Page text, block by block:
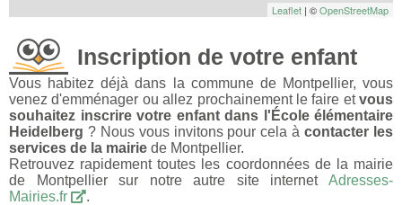
Leaflet | ©OpenStreetMap
Inscription de votre enfant
Vous habitez déjà dans la commune de Montpellier, vous
venez d'emménager ou allez prochainement le faire etvous
souhaitez inscrire votre enfant dans l'École élémentaire
Heidelberg ? Nous vous invitons pour cela àcontacter les
services de la mairie de Montpellier.
Retrouvez rapidement toutes les coordonnées de la mairie
de Montpellier sur notre autre site internet Adresses-
Mairies.fr
.